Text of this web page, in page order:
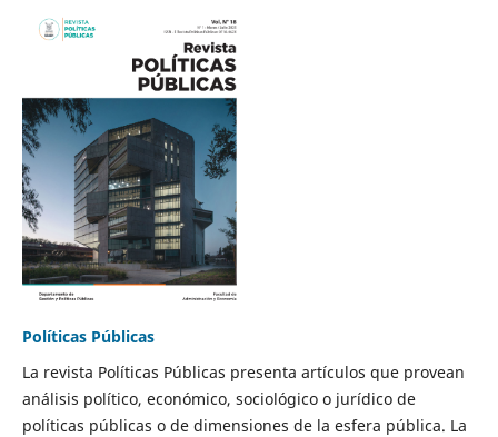
Políticas Públicas
La revista Políticas Públicas presenta artículos que provean
análisis político, económico, sociológico o jurídico de
políticas públicas o de dimensiones de la esfera pública. La